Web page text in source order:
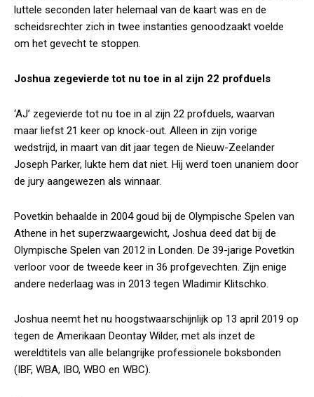
luttele seconden later helemaal van de kaart was en de
scheidsrechter zich in twee instanties genoodzaakt voelde
om het gevecht te stoppen.
Joshua zegevierde tot nu toe in al zijn 22 profduels
‘AJ’ zegevierde tot nu toe in al zijn 22 profduels, waarvan
maar liefst 21 keer op knock-out. Alleen in zijn vorige
wedstrijd, in maart van dit jaar tegen de Nieuw-Zeelander
Joseph Parker, lukte hem dat niet. Hij werd toen unaniem door
de jury aangewezen als winnaar.
Povetkin behaalde in 2004 goud bij de Olympische Spelen van
Athene in het superzwaargewicht, Joshua deed dat bij de
Olympische Spelen van 2012 in Londen. De 39-jarige Povetkin
verloor voor de tweede keer in 36 profgevechten. Zijn enige
andere nederlaag was in 2013 tegen Wladimir Klitschko.
Joshua neemt het nu hoogstwaarschijnlijk op 13 april 2019 op
tegen de Amerikaan Deontay Wilder, met als inzet de
wereldtitels van alle belangrijke professionele boksbonden
(IBF, WBA, IBO, WBO en WBC).